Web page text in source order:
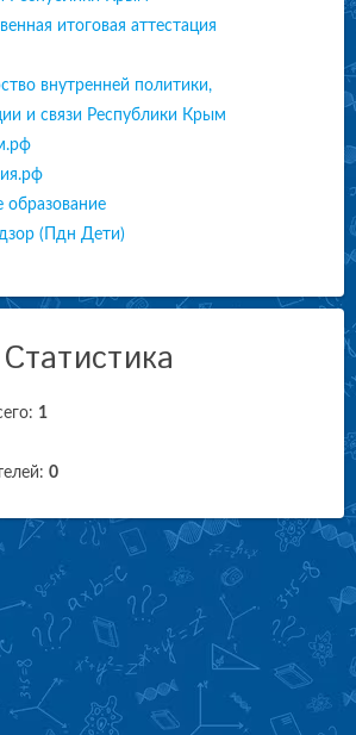
итоговая аттестация
внутренней политики,
и связи Республики Крым
образование
(Пдн Дети)
Статистика
1
0